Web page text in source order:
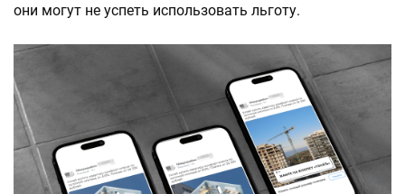
они могут не успеть использовать льготу.